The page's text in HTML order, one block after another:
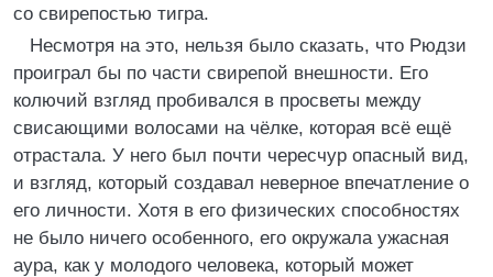
со свирепостью тигра.
Несмотря на это, нельзя было сказать, что Рюдзи
проиграл бы по части свирепой внешности. Его
колючий взгляд пробивался в просветы между
свисающими волосами на чёлке, которая всё ещё
отрастала. У него был почти чересчур опасный вид,
и взгляд, который создавал неверное впечатление о
его личности. Хотя в его физических способностях
не было ничего особенного, его окружала ужасная
аура, как у молодого человека, который может